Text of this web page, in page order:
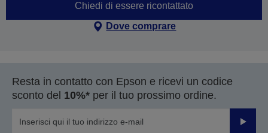
Chiedi di essere ricontattato
Dove comprare
Resta in contatto con Epson e ricevi un codice
sconto del 10%* per il tuo prossimo ordine.
Invia